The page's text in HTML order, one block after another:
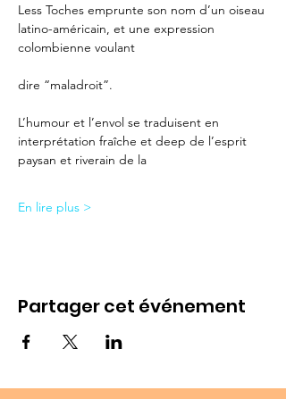
Less Toches emprunte son nom d’un oiseau
latino-américain, et une expression
colombienne voulant
dire “maladroit”.
L’humour et l’envol se traduisent en
interprétation fraîche et deep de l’esprit
paysan et riverain de la
En lire plus >
Partager cet événement